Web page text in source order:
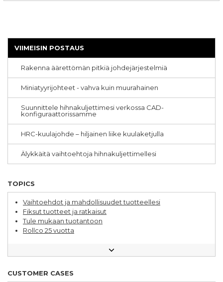
Asennus
Kuularuuvit
Varastoautomaatio
CNC-työstö
Ergonomia
Teleskooppikiskot
Kestävyys
Pick & Place
Erikoiskoneet
Formaatin vaihdokset
Yhdensuuntaisuusvirhe
Hammashihnakuljettimet
Akselit
Asemointijärjestelmät
Elintarviketeollisuus
Moniakselijärjestelmät
Planeettavaihteet
Puhdastila
Suojat
Toimilaitteet
Kuulaholkit
VIIMEISIN POSTAUS
Rakenna äärettömän pitkiä johdejärjestelmiä
Miniatyyrijohteet - vahva kuin muurahainen
Suunnittele hihnakuljettimesi verkossa CAD-
konfiguraattorissamme
HRC-kuulajohde – hiljainen liike kuulaketjulla
Älykkäitä vaihtoehtoja hihnakuljettimellesi
TOPICS
Vaihtoehdot ja mahdollisuudet tuotteellesi
Fiksut tuotteet ja ratkaisut
Tule mukaan tuotantoon
Rollco 25 vuotta
Tutustu Rollcon työntekijään
Kysy insinööriltä
Alumiiniprofiilijärjestelmä varasto- ja
CUSTOMER CASES